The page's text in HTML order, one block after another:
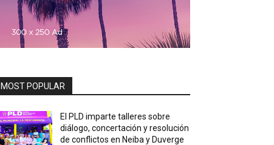
MOST POPULAR
El PLD imparte talleres sobre
diálogo, concertación y resolución
de conflictos en Neiba y Duverge